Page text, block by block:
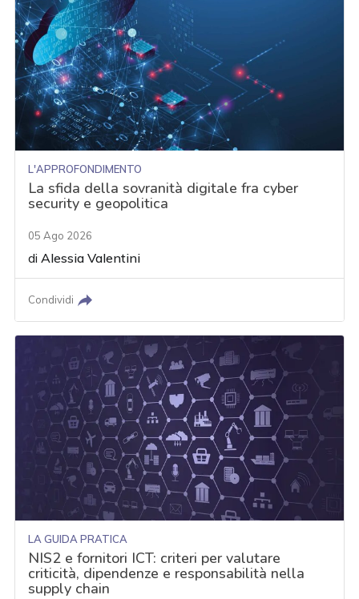
L'APPROFONDIMENTO
La sfida della sovranità digitale fra cyber
security e geopolitica
05 Ago 2026
diAlessia Valentini
Condividi
LA GUIDA PRATICA
NIS2 e fornitori ICT: criteri per valutare
criticità, dipendenze e responsabilità nella
supply chain